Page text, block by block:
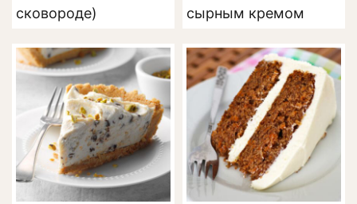
сковороде)
сырным кремом